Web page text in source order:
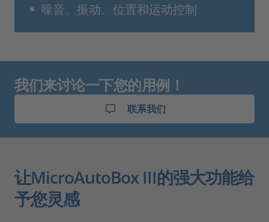
噪音、振动、位置和运动控制
我们来讨论一下您的用例！
联系我们
让MicroAutoBox III的强大功能给
予您灵感